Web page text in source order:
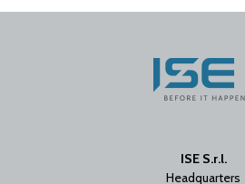
ISE S.r.l.
Headquarters